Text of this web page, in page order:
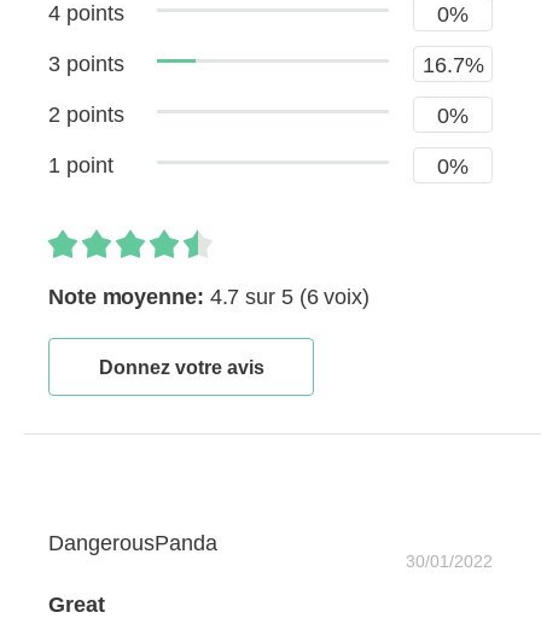
4 points 0%
3 points 16.7%
2 points 0%
1 point 0%
Note moyenne: 4.7 sur 5 (6 voix)
Donnez votre avis
DangerousPanda
30/01/2022
Great